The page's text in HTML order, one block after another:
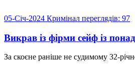
05-Січ-2024 Кримінал переглядів: 97
Викрав із фірми сейф із
За скоєне раніше не судимому 32-